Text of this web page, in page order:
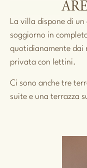
La villa dispone di un
soggiorno in
quotidianamente dai
privata con lettini.
Ci sono anche tre
suite e una terrazza